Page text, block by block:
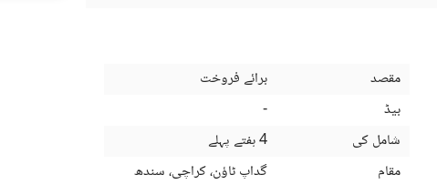
مقصد
برائے فروخت
بیڈ
-
شامل کی
4 ہفتے پہلے
مقام
گداپ ٹاؤن، کراچی، سندھ